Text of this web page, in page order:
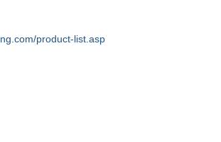
product-list.asp